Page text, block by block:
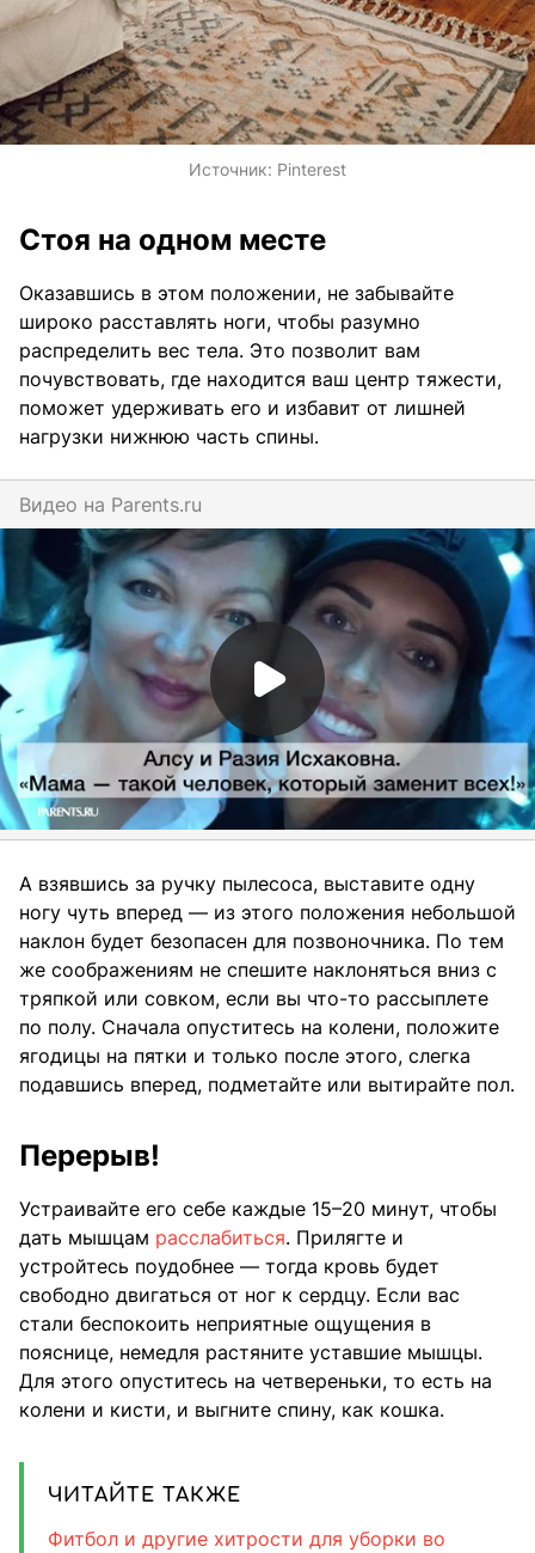
Источник: Pinterest
Стоя на одном месте
Оказавшись в этом положении, не забывайте
широко расставлять ноги, чтобы разумно
распределить вес тела. Это позволит вам
почувствовать, где находится ваш центр тяжести,
поможет удерживать его и избавит от лишней
нагрузки нижнюю часть спины.
Видео на parents.ru
А взявшись за ручку пылесоса, выставите одну
ногу чуть вперед — из этого положения небольшой
наклон будет безопасен для позвоночника. По тем
же соображениям не спешите наклоняться вниз с
тряпкой или совком, если вы что-то рассыплете
по полу. Сначала опуститесь на колени, положите
ягодицы на пятки и только после этого, слегка
подавшись вперед, подметайте или вытирайте пол.
Перерыв!
Устраивайте его себе каждые 15–20 минут, чтобы
дать мышцам расслабиться. Прилягте и
устройтесь поудобнее — тогда кровь будет
свободно двигаться от ног к сердцу. Если вас
стали беспокоить неприятные ощущения в
пояснице, немедля растяните уставшие мышцы.
Для этого опуститесь на четвереньки, то есть на
колени и кисти, и выгните спину, как кошка.
ЧИТАЙТЕ ТАКЖЕ
Фитбол и другие хитрости для уборки во